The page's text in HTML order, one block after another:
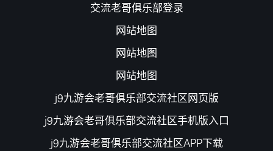
交流老哥俱乐部登录
网站地图
网站地图
网站地图
j9九游会老哥俱乐部交流社区网页版
j9九游会老哥俱乐部交流社区手机版入口
j9九游会老哥俱乐部交流社区APP下载